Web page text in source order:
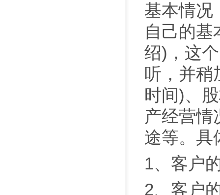
基本情况
自己的基
绍)，这
听，并稍
时间)、
产经营情
途等。具
1、客户
2、客户